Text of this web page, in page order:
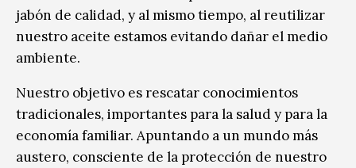
jabón de calidad, y al mismo tiempo, al reutilizar
nuestro aceite estamos evitando dañar el medio
ambiente.
Nuestro objetivo es rescatar conocimientos
tradicionales, importantes para la salud y para la
economía familiar. Apuntando a un mundo más
austero, consciente de la protección de nuestro